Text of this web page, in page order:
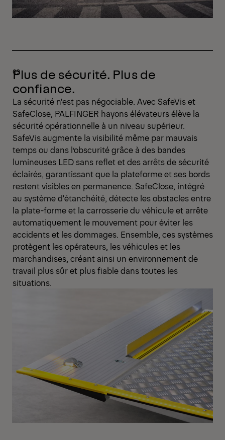
Plus de sécurité. Plus de
confiance.
La sécurité n'est pas négociable. Avec SafeVis et
SafeClose, PALFINGER hayons élévateurs élève la
sécurité opérationnelle à un niveau supérieur.
SafeVis augmente la visibilité même par mauvais
temps ou dans l’obscurité grâce à des bandes
lumineuses LED sans reflet et des arrêts de sécurité
éclairés, garantissant que la plateforme et ses bords
restent visibles en permanence. SafeClose, intégré
au système d'étanchéité, détecte les obstacles entre
la plate-forme et la carrosserie du véhicule et arrête
automatiquement le mouvement pour éviter les
accidents et les dommages. Ensemble, ces systèmes
protègent les opérateurs, les véhicules et les
marchandises, créant ainsi un environnement de
travail plus sûr et plus fiable dans toutes les
situations.